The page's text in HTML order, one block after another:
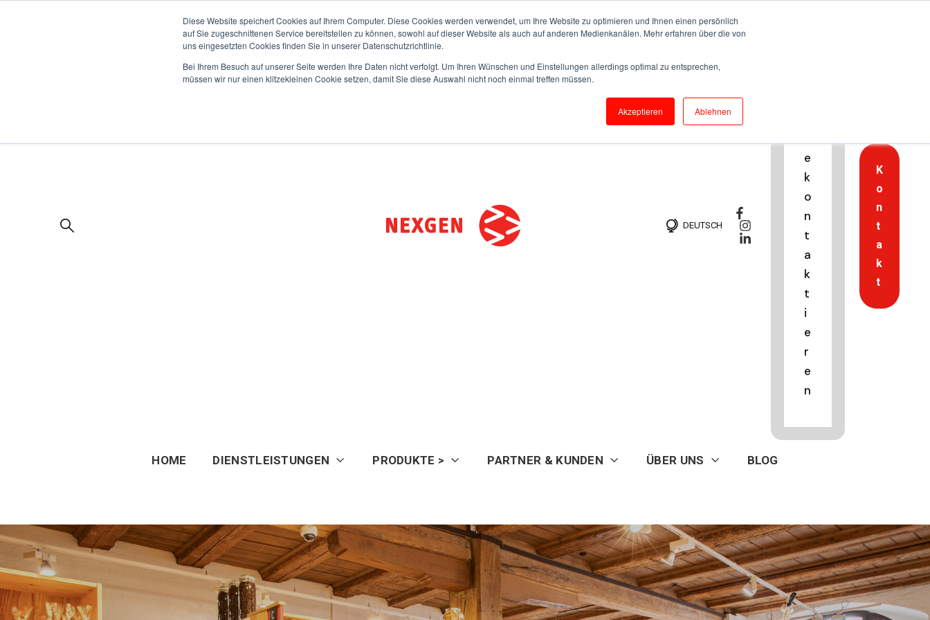
Diese Website speichert Cookies auf Ihrem Computer. Diese Cookies werden verwendet, um Ihre Website zu optimieren und Ihnen einen persönlich
auf Sie zugeschnittenen Service bereitstellen zu können, sowohl auf dieser Website als auch auf anderen Medienkanälen. Mehr erfahren über die von
uns eingesetzten Cookies finden Sie in unserer Datenschutzrichtlinie.
Bei Ihrem Besuch auf unserer Seite werden Ihre Daten nicht verfolgt. Um Ihren Wünschen und Einstellungen allerdings optimal zu entsprechen,
müssen wir nur einen klitzekleinen Cookie setzen, damit Sie diese Auswahl nicht noch einmal treffen müssen.
Akzeptieren Ablehnen
DEUTSCH
e
k
o
n
t
a
k
t
i
e
r
e
n
K
o
n
t
a
k
t
HOME DIENSTLEISTUNGEN PRODUKTE > PARTNER & KUNDEN ÜBER UNS BLOG